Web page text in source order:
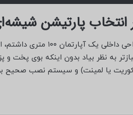
انتخاب پارتیشن
در تجربه‌ای که در پروژه
به نظر بیاد بدون اینکه بوی پخت و
یا لمینت) و سیستم نصب صحیح